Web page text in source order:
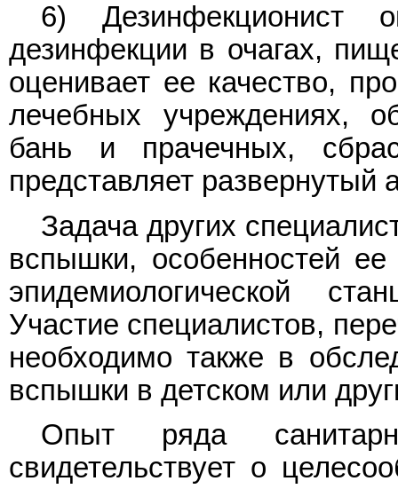
6) Дезинфекционист
дезинфекции в очагах,
оценивает ее качество,
лечебных учреждениях,
бань и прачечных,
представляет развернутый
Задача других
вспышки, особенностей
эпидемиологической
Участие специалистов,
необходимо также в
вспышки в детском или
Опыт ряда
свидетельствует о